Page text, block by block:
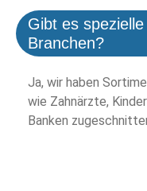
Gibt es
Branchen?
Ja, wir haben
wie Zahnärzte,
Banken